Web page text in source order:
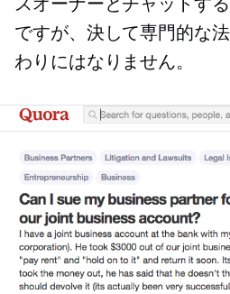
スオーナーとチャットす
ですが、決して専門的な
わりにはなりません。